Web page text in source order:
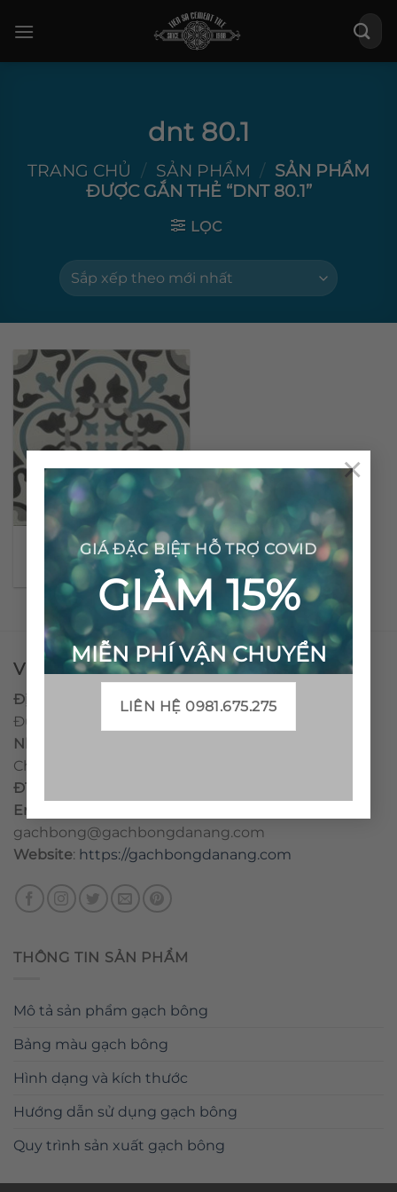
GIÁ ĐẶC BIỆT HỖ TRỢ COVID
GIẢM 15%
MIỄN PHÍ VẬN CHUYỂN
LIÊN HỆ 0981.675.275
×
qua
Tìm
kiếm:
dnt 80.1
TRANG CHỦ / SẢN PHẨM / SẢN PHẨM
ĐƯỢC GẮN THẺ “DNT 80.1”
LỌC
Gạch bông cổ điển CTS
80.1
VPĐD - CTY TNHH GẠCH BÔNG VIỆT NAM
Địa chỉ:
CCN Quán Lát, Xã Đức Chánh, Huyện Mộ
Đức, Tỉnh Quảng Ngãi
Nhà máy miền trung:
Chánh, Huyện Mộ Đức, Tỉnh Quảng Ngãi, Việt Nam
ĐT
Email
gachbong@gachbongdanang.com
Website: https://gachbongdanang.com
THÔNG TIN SẢN PHẨM
Mô tả sản phẩm gạch bông
Bảng màu gạch bông
Hình dạng và kích thước
Hướng dẫn sử dụng gạch bông
Quy trình sản xuất gạch bông